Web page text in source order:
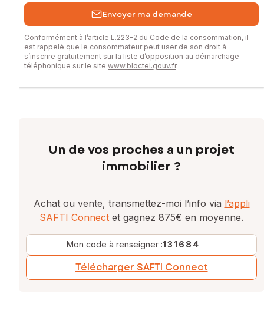
Envoyer ma demande
Conformément à l’article L.223-2 du Code de la consommation, il
est rappelé que le consommateur peut user de son droit à
s’inscrire gratuitement sur la liste d’opposition au démarchage
téléphonique sur le site www.bloctel.gouv.fr.
Un de vos proches a un projet
immobilier ?
Achat ou vente, transmettez-moi l’info via l’appli
SAFTI Connect et gagnez 875€ en moyenne.
Mon code à renseigner :131684
Télécharger SAFTI Connect